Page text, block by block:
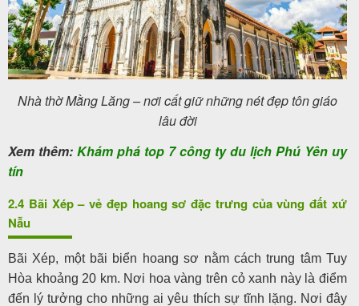
Nhà thờ Mằng Lăng – nơi cất giữ những nét đẹp tôn giáo
lâu đời
Xem thêm: Khám phá top 7 công ty du lịch Phú Yên uy
tín
2.4 Bãi Xép – vẻ đẹp hoang sơ đặc trưng của vùng đất xứ
Nẫu
Bãi Xép, một bãi biển hoang sơ nằm cách trung tâm Tuy
Hòa khoảng 20 km. Nơi hoa vàng trên cỏ xanh này là điểm
đến lý tưởng cho những ai yêu thích sự tĩnh lặng. Nơi đây